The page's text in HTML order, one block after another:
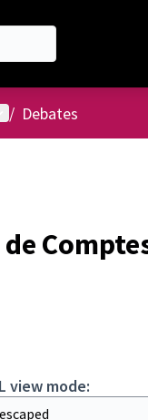
menu
/ Debates
view mode: